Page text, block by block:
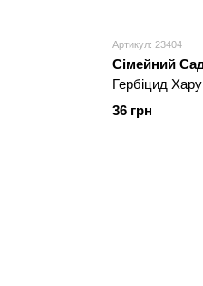
Артикул: 23404
Сімейний
Гербіцид
36 грн